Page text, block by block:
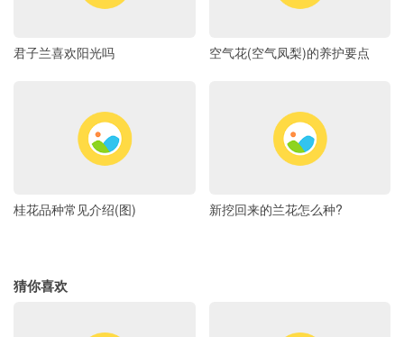
君子兰喜欢阳光吗 空气花(空气凤梨)的养护要点
桂花品种常见介绍(图) 新挖回来的兰花怎么种?
猜你喜欢